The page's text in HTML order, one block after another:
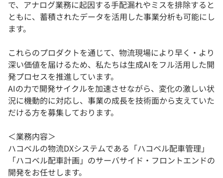
で、アナログ業務に起因する手配漏れやミスを排除すると
ともに、蓄積されたデータを活用した事業分析も可能にし
ます。
これらのプロダクトを通じて、物流現場により早く・より
深い価値を届けるため、私たちは生成AIをフル活用した開
発プロセスを推進しています。
AIの力で開発サイクルを加速させながら、変化の激しい状
況に機動的に対応し、事業の成長を技術面から支えていた
だける方を募集しております。
＜業務内容＞
ハコベルの物流DXシステムである「ハコベル配車管理」
「ハコベル配車計画」のサーバサイド・フロントエンドの
開発をお任せします。